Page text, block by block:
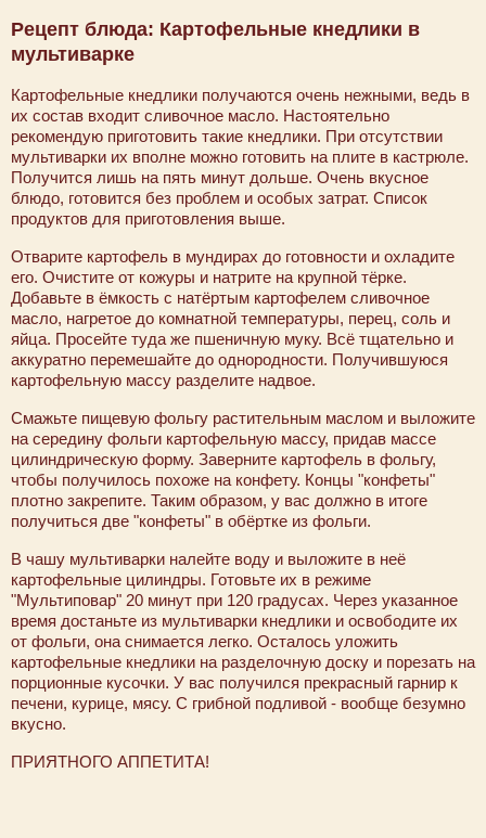
Рецепт блюда: Картофельные кнедлики в
мультиварке
Картофельные кнедлики получаются очень нежными, ведь в
их состав входит сливочное масло. Настоятельно
рекомендую приготовить такие кнедлики. При отсутствии
мультиварки их вполне можно готовить на плите в кастрюле.
Получится лишь на пять минут дольше. Очень вкусное
блюдо, готовится без проблем и особых затрат. Список
продуктов для приготовления выше.
Отварите картофель в мундирах до готовности и охладите
его. Очистите от кожуры и натрите на крупной тёрке.
Добавьте в ёмкость с натёртым картофелем сливочное
масло, нагретое до комнатной температуры, перец, соль и
яйца. Просейте туда же пшеничную муку. Всё тщательно и
аккуратно перемешайте до однородности. Получившуюся
картофельную массу разделите надвое.
Смажьте пищевую фольгу растительным маслом и выложите
на середину фольги картофельную массу, придав массе
цилиндрическую форму. Заверните картофель в фольгу,
чтобы получилось похоже на конфету. Концы "конфеты"
плотно закрепите. Таким образом, у вас должно в итоге
получиться две "конфеты" в обёртке из фольги.
В чашу мультиварки налейте воду и выложите в неё
картофельные цилиндры. Готовьте их в режиме
"Мультиповар" 20 минут при 120 градусах. Через указанное
время достаньте из мультиварки кнедлики и освободите их
от фольги, она снимается легко. Осталось уложить
картофельные кнедлики на разделочную доску и порезать на
порционные кусочки. У вас получился прекрасный гарнир к
печени, курице, мясу. С грибной подливой - вообще безумно
вкусно.
ПРИЯТНОГО АППЕТИТА!